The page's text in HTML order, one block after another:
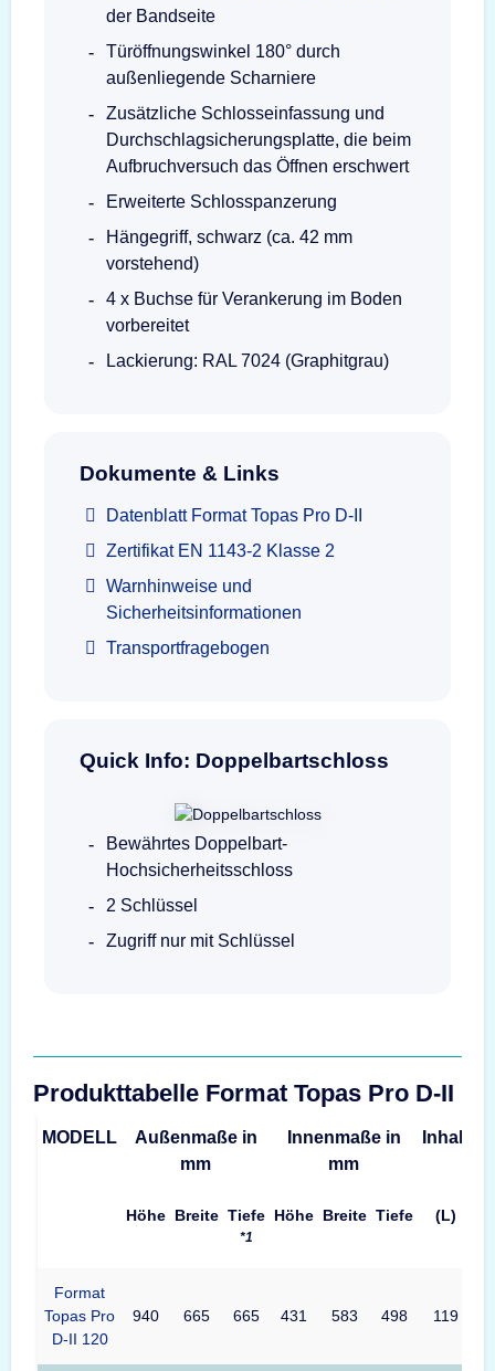
der Bandseite
Türöffnungswinkel 180° durch
außenliegende Scharniere
Zusätzliche Schlosseinfassung und
Durchschlagsicherungsplatte, die beim
Aufbruchversuch das Öffnen erschwert
Erweiterte Schlosspanzerung
Hängegriff, schwarz (ca. 42 mm
vorstehend)
4 x Buchse für Verankerung im Boden
vorbereitet
Lackierung: RAL 7024 (Graphitgrau)
Dokumente & Links
Datenblatt Format Topas Pro D-II
Zertifikat EN 1143-2 Klasse 2
Warnhinweise und
Sicherheitsinformationen
Transportfragebogen
Quick Info: Doppelbartschloss
Bewährtes Doppelbart-
Hochsicherheitsschloss
2 Schlüssel
Zugriff nur mit Schlüssel
Produkttabelle Format Topas Pro D-II
MODELL
Außenmaße in
mm
Innenmaße in
mm
Inhalt
Höhe Breite Tiefe
*1
Höhe Breite Tiefe (L)
Format
Topas Pro
D-II 120
940 665 665 431 583 498 119